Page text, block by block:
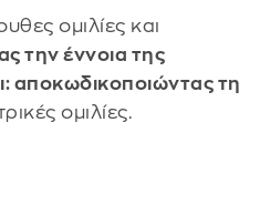
ομιλίες και
την έννοια της
αποκωδικοποιώντας τη
ομιλίες.